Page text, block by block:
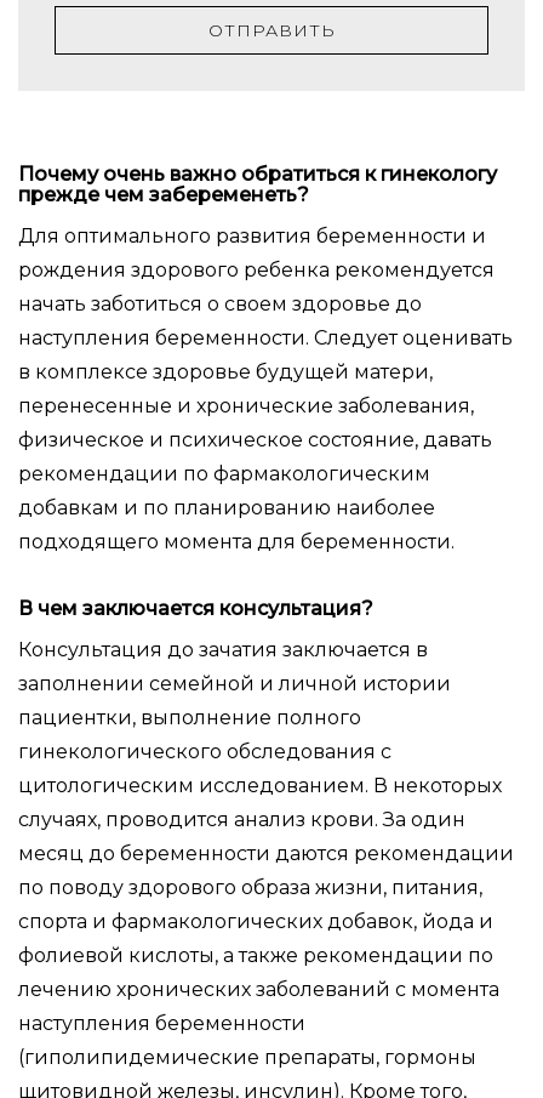
ОТПРАВИТЬ
Почему очень важно обратиться к гинекологу
прежде чем забеременеть?
Для оптимального развития беременности и
рождения здорового ребенка рекомендуется
начать заботиться о своем здоровье до
наступления беременности. Следует оценивать
в комплексе здоровье будущей матери,
перенесенные и хронические заболевания,
физическое и психическое состояние, давать
рекомендации по фармакологическим
добавкам и по планированию наиболее
подходящего момента для беременности.
В чем заключается консультация?
Консультация до зачатия заключается в
заполнении семейной и личной истории
пациентки, выполнение полного
гинекологического обследования с
цитологическим исследованием. В некоторых
случаях, проводится анализ крови. За один
месяц до беременности даются рекомендации
по поводу здорового образа жизни, питания,
спорта и фармакологических добавок, йода и
фолиевой кислоты, а также рекомендации по
лечению хронических заболеваний с момента
наступления беременности
(гиполипидемические препараты, гормоны
щитовидной железы, инсулин). Кроме того,